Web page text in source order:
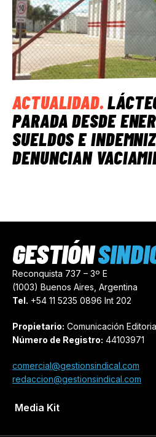
ACTUALIDAD.
PARADA DESDE
SUELDOS E
DENUNCIAN
Reconquista 737 – 3º E
(1003) Buenos Aires, Argentina
Tel. +54 11 5235 0896 Int 202
Propietario: Comunicación
Número de Registro: 44103971
comercial@gestionsindical.com
redaccion@gestionsindical.com
Media Kit
GESTIÓN